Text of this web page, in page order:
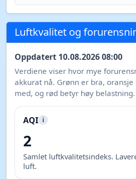
Luftkvalitet og
Oppdatert 10.08.2026 08:00
Verdiene viser hvor mye
akkurat nå. Grønn er bra,
med, og rød betyr høy belastning.
AQI i
2
Samlet luftkvalitetsindeks.
luft.